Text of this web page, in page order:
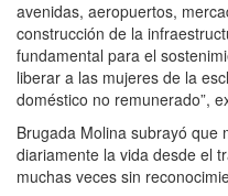
avenidas, aeropuertos,
construcción de la
fundamental para el
liberar a las mujeres de la
doméstico no remunerado”,
Brugada Molina subrayó que
diariamente la vida desde el
muchas veces sin